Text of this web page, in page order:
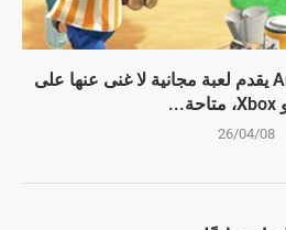
منافس Animal Crossing يقدم لعبة مجانية لا غنى عنها على
26/04/08